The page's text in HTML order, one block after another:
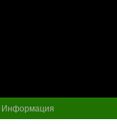
Информация